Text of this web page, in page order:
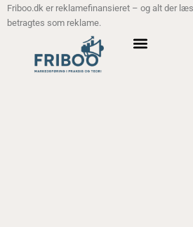
Friboo.dk er reklamefinansieret – og alt der
betragtes som reklame.